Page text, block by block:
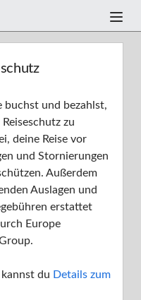
Hilfe
buchst und bezahlst,
zu
deine Reise vor
und Stornierungen
Außerdem
Auslagen und
erstattet
Europe
du Details zum